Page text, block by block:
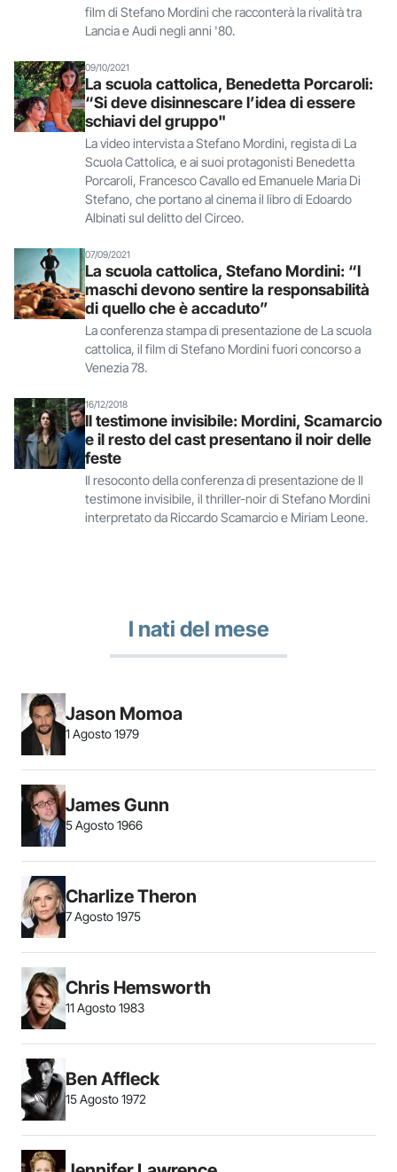
film di Stefano Mordini che racconterà la rivalità tra
Lancia e Audi negli anni '80.
09/10/2021
La scuola cattolica, Benedetta Porcaroli:
“Si deve disinnescare l’idea di essere
schiavi del gruppo"
La video intervista a Stefano Mordini, regista di La
Scuola Cattolica, e ai suoi protagonisti Benedetta
Porcaroli, Francesco Cavallo ed Emanuele Maria Di
Stefano, che portano al cinema il libro di Edoardo
Albinati sul delitto del Circeo.
07/09/2021
La scuola cattolica, Stefano Mordini: “I
maschi devono sentire la responsabilità
di quello che è accaduto”
La conferenza stampa di presentazione de La scuola
cattolica, il film di Stefano Mordini fuori concorso a
Venezia 78.
16/12/2018
Il testimone invisibile: Mordini, Scamarcio
e il resto del cast presentano il noir delle
feste
Il resoconto della conferenza di presentazione de Il
testimone invisibile, il thriller-noir di Stefano Mordini
interpretato da Riccardo Scamarcio e Miriam Leone.
I nati del mese
Jason Momoa
1 Agosto 1979
James Gunn
5 Agosto 1966
Charlize Theron
7 Agosto 1975
Chris Hemsworth
11 Agosto 1983
Ben Affleck
15 Agosto 1972